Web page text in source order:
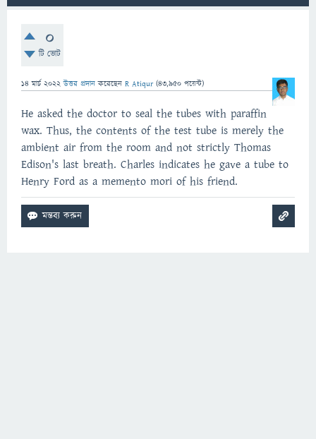
0
টি ভোট
14 মার্চ 2022 উত্তর প্রদান করেছেন R Atiqur (43,950 পয়েন্ট)
He asked the doctor to seal the tubes with paraffin
wax. Thus, the contents of the test tube is merely the
ambient air from the room and not strictly Thomas
Edison's last breath. Charles indicates he gave a tube to
Henry Ford as a memento mori of his friend.